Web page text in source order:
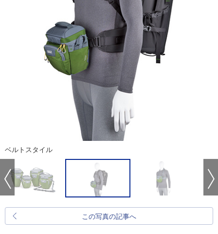
ベルトスタイル
この写真の記事へ